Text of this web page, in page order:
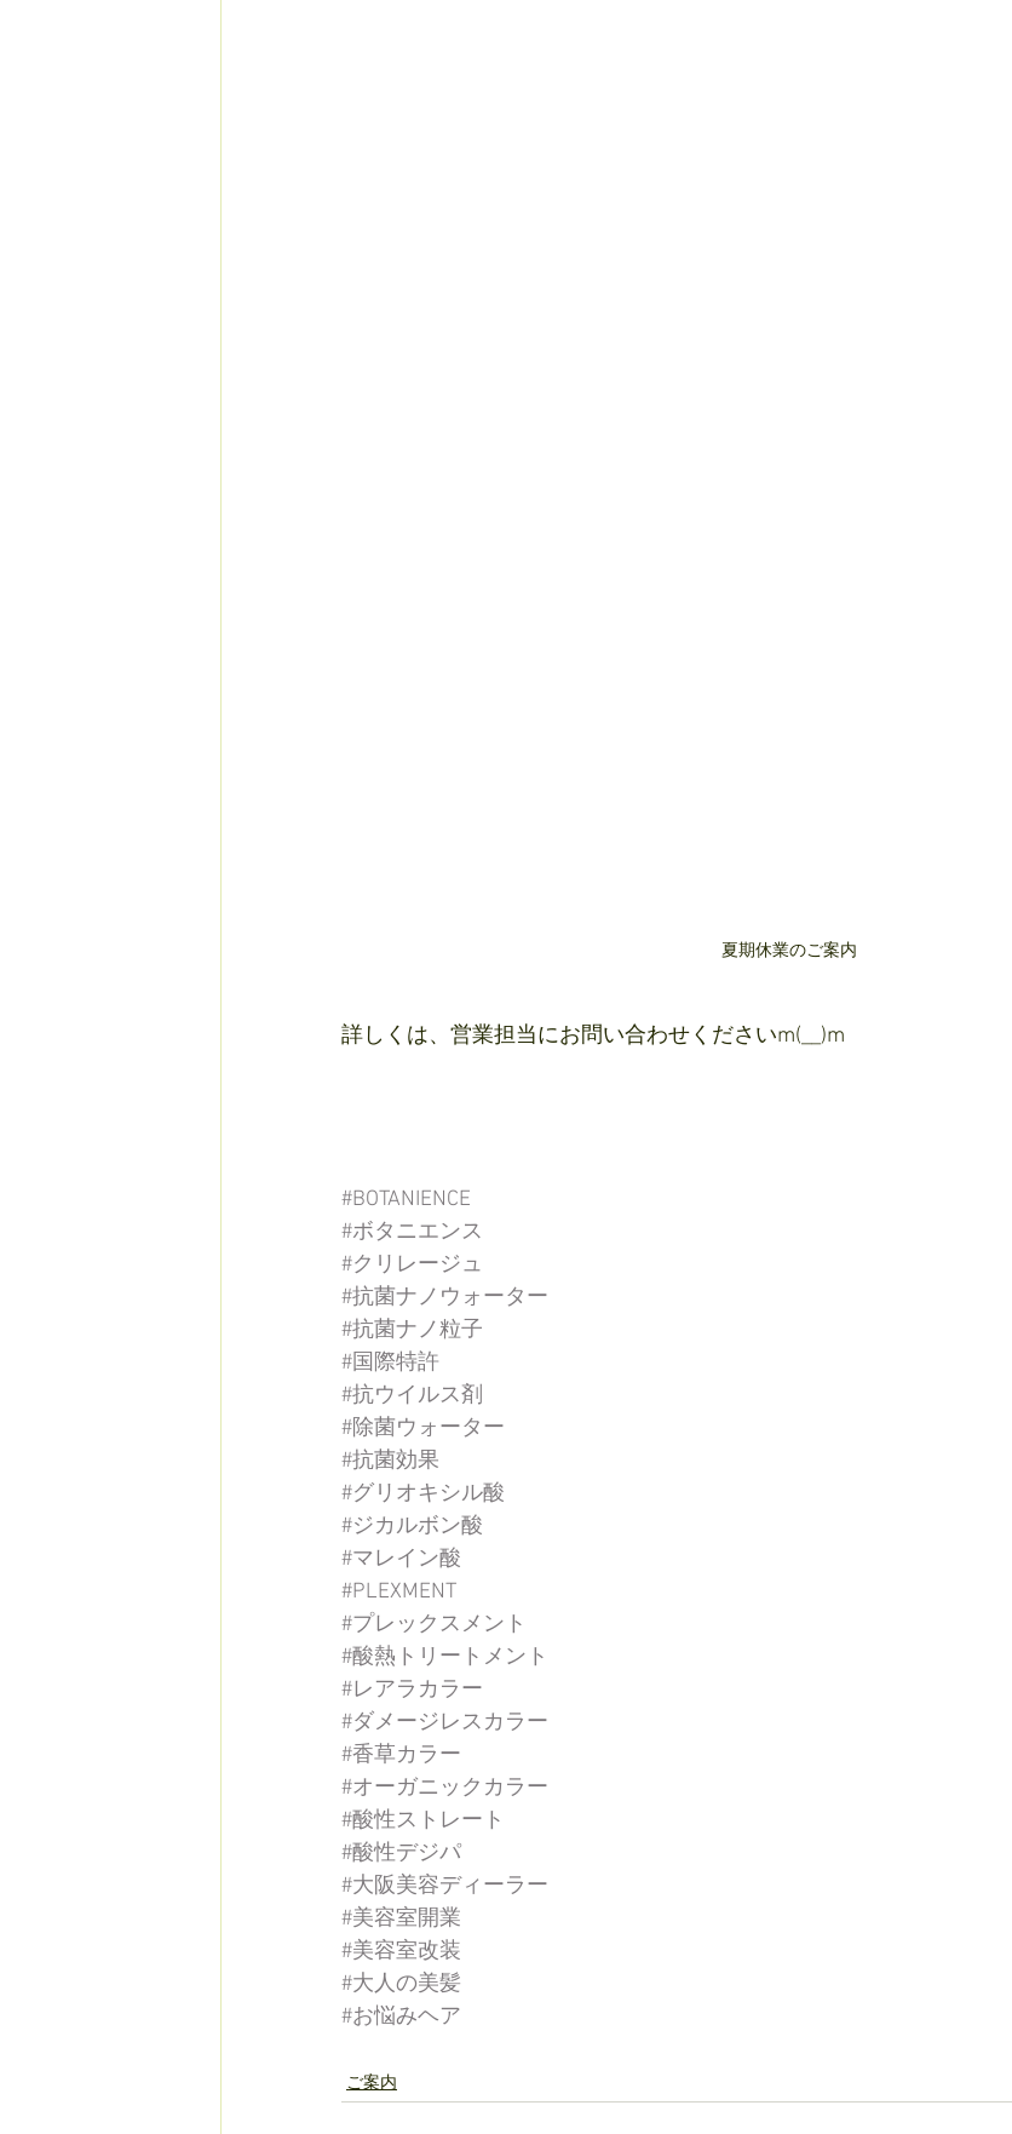
夏期休業のご案内
詳しくは、営業担当にお問い合わせくださいm(__)m
#BOTANIENCE
#ボタニエンス
#クリレージュ
#抗菌ナノウォーター
#抗菌ナノ粒子
#国際特許
#抗ウイルス剤
#除菌ウォーター
#抗菌効果
#グリオキシル酸
#ジカルボン酸
#マレイン酸
#PLEXMENT
#プレックスメント
#酸熱トリートメント
#レアラカラー
#ダメージレスカラー
#香草カラー
#オーガニックカラー
#酸性ストレート
#酸性デジパ
#大阪美容ディーラー
#美容室開業
#美容室改装
#大人の美髪
#お悩みヘア
ご案内